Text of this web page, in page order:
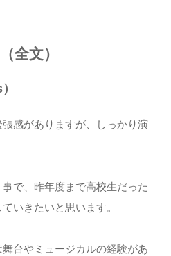
全文）
感がありますが、しっかり演
で、昨年度まで高校生だった
いきたいと思います。
台やミュージカルの経験があ